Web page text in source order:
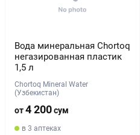
Вода минеральная Chortoq
негазированная пластик
1,5 л
Chortoq Mineral Water
(Узбекистан)
от4 200сум
в 3 аптеках